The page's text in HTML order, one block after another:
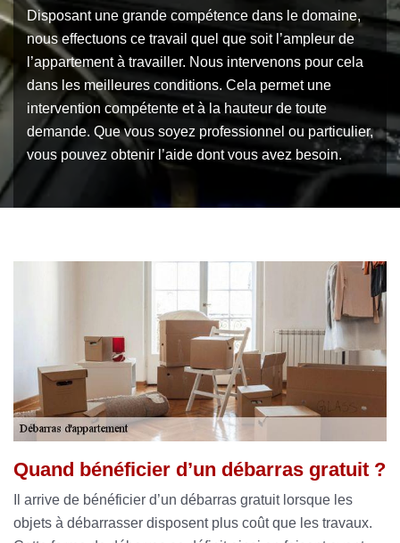
Disposant une grande compétence dans le domaine,
nous effectuons ce travail quel que soit l’ampleur de
l’appartement à travailler. Nous intervenons pour cela
dans les meilleures conditions. Cela permet une
intervention compétente et à la hauteur de toute
demande. Que vous soyez professionnel ou particulier,
vous pouvez obtenir l’aide dont vous avez besoin.
Quand bénéficier d’un débarras gratuit ?
Il arrive de bénéficier d’un débarras gratuit lorsque les
objets à débarrasser disposent plus coût que les travaux.